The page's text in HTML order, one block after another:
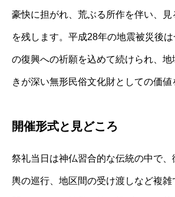
豪快に担がれ、荒ぶる所作を伴い、見
を残します。平成28年の地震被災後
の復興への祈願を込めて続けられ、地
きが深い無形民俗文化財としての価値
開催形式と見どころ
祭礼当日は神仏習合的な伝統の中で、
輿の巡行、地区間の受け渡しなど複雑